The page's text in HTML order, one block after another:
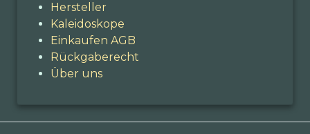
Hersteller
Kaleidoskope
Einkaufen AGB
Rückgaberecht
Über uns